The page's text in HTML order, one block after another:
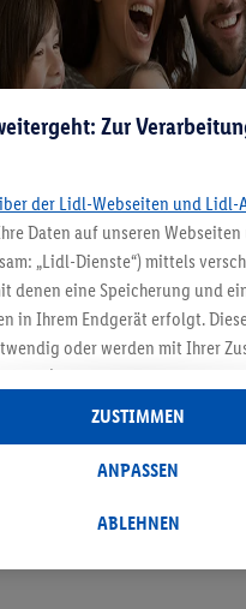
€ Versand
Jetzt zum Newsletter
Zur
der Lidl-Webseiten und Lidl-
Daten auf unseren
„Lidl-Dienste“) mittels
denen eine Speicherung und
in Ihrem Endgerät erfolgt.
oder werden mit Ihrer
(u.a.
im Zusammenhang mit dem
oder für personalisierte
für personalisierte
ABLEHNEN
ANPASSEN
ZUSTIMMEN